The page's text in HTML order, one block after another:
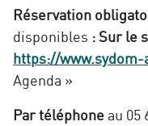
Réservation
disponibles :Sur le
https://www.sydom-
Agenda »
Par téléphone au 05